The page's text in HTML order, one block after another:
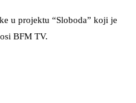
u projektu “Sloboda” koji je
BFM TV.